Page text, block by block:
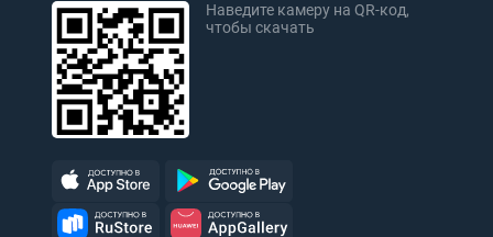
Наведите камеру на QR-код,
чтобы скачать